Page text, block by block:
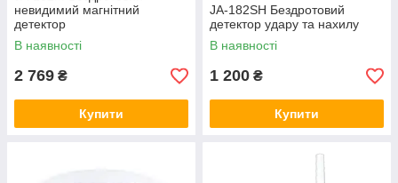
невидимий магнітний
детектор
В наявності
2 769 ₴
Купити
JA-182SH Бездротовий
детектор удару та нахилу
В наявності
1 200 ₴
Купити